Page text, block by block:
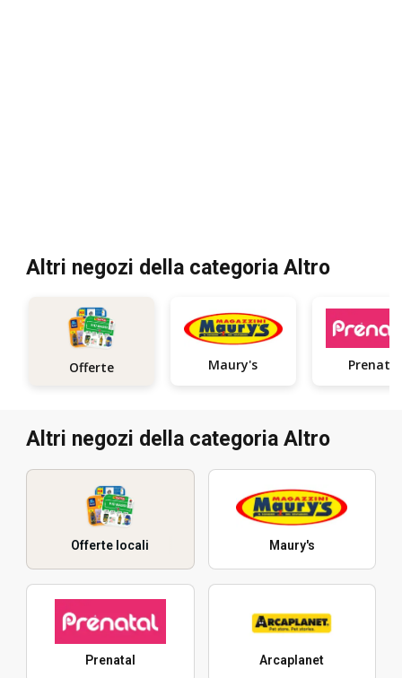
Altri negozi della categoria Altro
Offerte Maury's Prenatal
Altri negozi della categoria Altro
Offerte locali Maury's
Prenatal Arcaplanet